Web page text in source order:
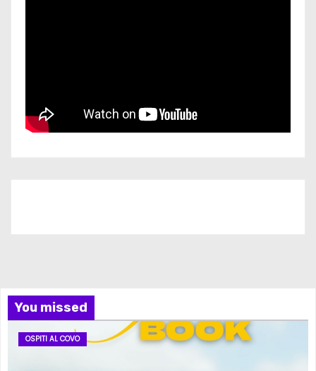
You missed
OSPITI AL COVO